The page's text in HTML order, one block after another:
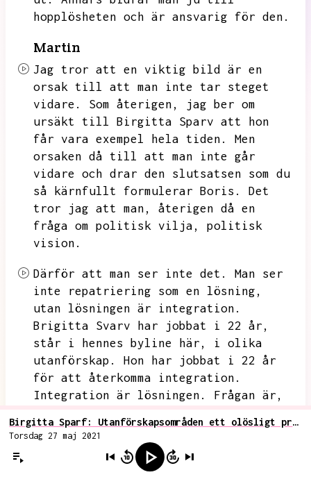
hopplösheten och är ansvarig för den.
Martin
Jag tror att en viktig bild är en
orsak till att man inte tar steget
vidare.
Som återigen,
jag ber om
ursäkt till Birgitta Sparv att hon
får vara exempel hela tiden.
Men
orsaken då till att man inte går
vidare och drar den slutsatsen som du
så kärnfullt formulerar Boris.
Det
tror jag att man,
återigen då en
fråga om politisk vilja,
politisk
vision.
Därför att man ser inte det.
Man ser
inte repatriering som en lösning,
utan lösningen är integration.
Brigitta Svarv har jobbat i 22 år,
står i hennes byline här,
i olika
utanförskap.
Hon har jobbat i 22 år
för att återkomma integration.
Integration är lösningen.
Frågan är,
inte? Och till saken hör jag, och det
vi pratar om då och då kan inte
påpekas någon gång, att vi inte kan
Birgitta Sparf: Utanförskapsområden ett olösligt problem skapat av bidragssystem och immigration
Torsdag 27 maj 2021